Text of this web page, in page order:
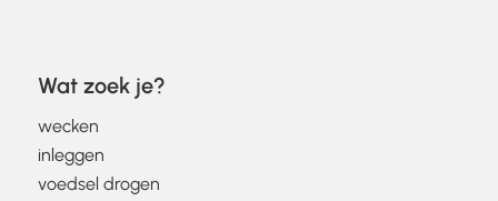
Wat zoek je?
wecken
inleggen
voedsel drogen